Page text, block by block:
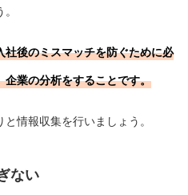
後のミスマッチを防ぐために必
企業の分析をすることです。
情報収集を行いましょう。
ない